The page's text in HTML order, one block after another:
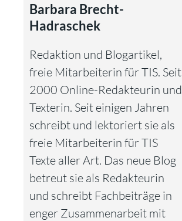
Barbara Brecht-
Hadraschek
Redaktion und Blogartikel,
freie Mitarbeiterin für TIS. Seit
2000 Online-Redakteurin und
Texterin. Seit einigen Jahren
schreibt und lektoriert sie als
freie Mitarbeiterin für TIS
Texte aller Art. Das neue Blog
betreut sie als Redakteurin
und schreibt Fachbeiträge in
enger Zusammenarbeit mit